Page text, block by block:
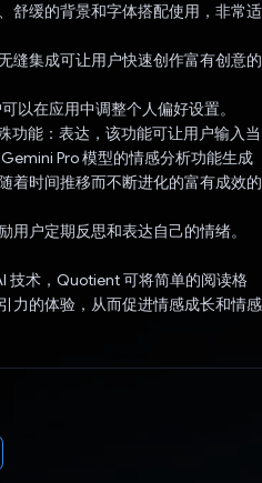
舒缓的背景和字体搭配使用，非常适
缝集成可让用户快速创作富有创意的
以在应用中调整个人偏好设置。
功能：表达，该功能可让用户输入当
Pro 模型的情感分析功能生成
着时间推移而不断进化的富有成效的
用户定期反思和表达自己的情绪。
技术，Quotient 可将简单的阅读格
力的体验，从而促进情感成长和情感